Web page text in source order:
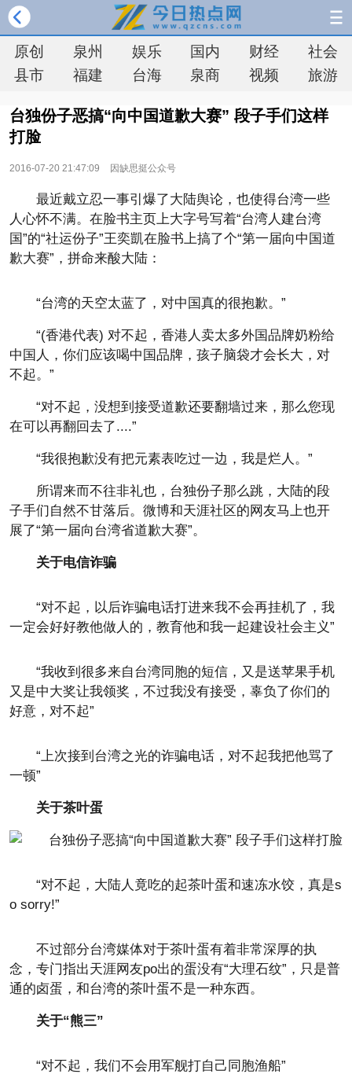
原创 泉州 娱乐 国内 财经
社会
县市
福建 台海 泉商 视频 旅游
台独份子恶搞“向中国道歉大赛” 段子手们这样
打脸
2016-07-20 21:47:09 因缺思挺公众号
最近戴立忍一事引爆了大陆舆论，也使得台湾一些
人心怀不满。在脸书主页上大字号写着“台湾人建台湾
国”的“社运份子”王奕凱在脸书上搞了个“第一届向中国道
歉大赛”，拼命来酸大陆：
“台湾的天空太蓝了，对中国真的很抱歉。”
“(香港代表) 对不起，香港人卖太多外国品牌奶粉给
中国人，你们应该喝中国品牌，孩子脑袋才会长大，对
不起。”
“对不起，没想到接受道歉还要翻墙过来，那么您现
在可以再翻回去了....”
“我很抱歉没有把元素表吃过一边，我是烂人。”
所谓来而不往非礼也，台独份子那么跳，大陆的段
子手们自然不甘落后。微博和天涯社区的网友马上也开
展了“第一届向台湾省道歉大赛”。
关于电信诈骗
“对不起，以后诈骗电话打进来我不会再挂机了，我
一定会好好教他做人的，教育他和我一起建设社会主义”
“我收到很多来自台湾同胞的短信，又是送苹果手机
又是中大奖让我领奖，不过我没有接受，辜负了你们的
好意，对不起”
“上次接到台湾之光的诈骗电话，对不起我把他骂了
一顿”
关于茶叶蛋
“对不起，大陆人竟吃的起茶叶蛋和速冻水饺，真是s
o sorry!”
不过部分台湾媒体对于茶叶蛋有着非常深厚的执
念，专门指出天涯网友po出的蛋没有“大理石纹”，只是普
通的卤蛋，和台湾的茶叶蛋不是一种东西。
关于“熊三”
“对不起，我们不会用军舰打自己同胞渔船”